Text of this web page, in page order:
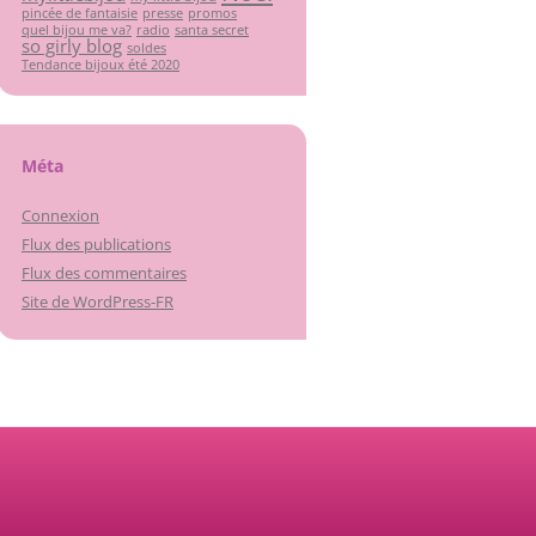
pincée de fantaisie presse promos
quel bijou me va? radio santa secret
so girly blog soldes
Tendance bijoux été 2020
Méta
Connexion
Flux des publications
Flux des commentaires
Site de WordPress-FR